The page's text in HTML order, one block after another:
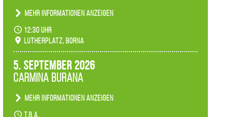
Mehr Informationen anzeigen
Anlässlicher der 775-Jahrfeier der Stadt Borna
spielen wir noch einmal unser aktuelles
Jukeboxprogramm zum Stadtfest.
12:30 Uhr
Lutherplatz, Borna
5. September 2026
Carmina Burana
Mehr Informationen anzeigen
Tanztheater der Quertänzer Borna.
t.b.a.